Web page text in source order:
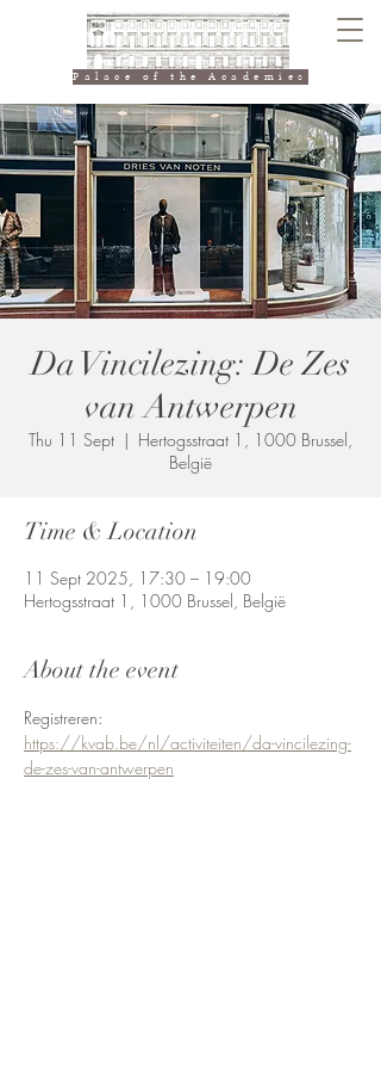
Palace of the Academies
Da Vincilezing: De Zes
van Antwerpen
Thu 11 Sept
  |
Hertogsstraat 1, 1000 Brussel,
België
Time & Location
11 Sept 2025, 17:30 – 19:00
Hertogsstraat 1, 1000 Brussel, België
About the event
Registreren:
https://kvab.be/nl/activiteiten/da-vincilezing-
de-zes-van-antwerpen